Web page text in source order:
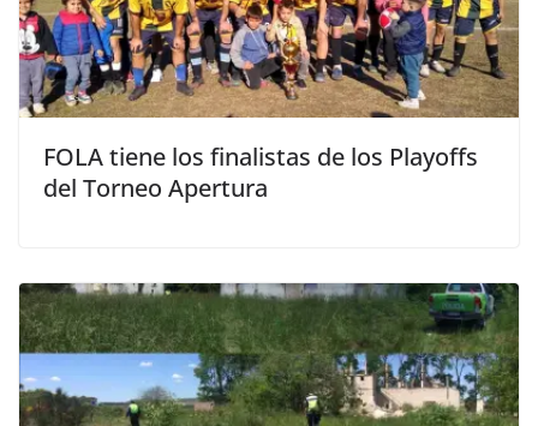
FOLA tiene los finalistas de los Playoffs
del Torneo Apertura